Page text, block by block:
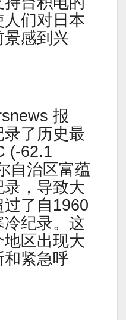
们对日本
感到兴
报
了历史最
(-62.1
自治区富蕴
，导致大
了自1960
纪录。这
区出现大
紧急呼